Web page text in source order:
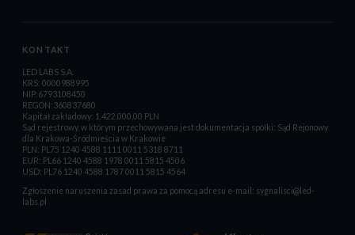
KONTAKT
LED LABS S.A.
KRS: 0000988995
NIP:6793108450
REGON:360837680
Kapitał zakładowy: 1.422.000,00 PLN
Sąd rejestrowy, w którym przechowywana jest dokumentacja spółki: Sąd Rejonowy
dla Krakowa-Śródmieścia w Krakowie
PLN: PL75 1240 4588 1111 0011 5318 8711
EUR: PL66 1240 4588 1978 0011 5815 4506
USD: PL76 1240 4588 1787 0011 5815 4564
Zgłoszenie naruszenia zasad prawa za pomocą adresu e-mail: sygnalisci@led-
labs.pl